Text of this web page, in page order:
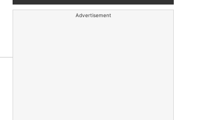
Advertisement